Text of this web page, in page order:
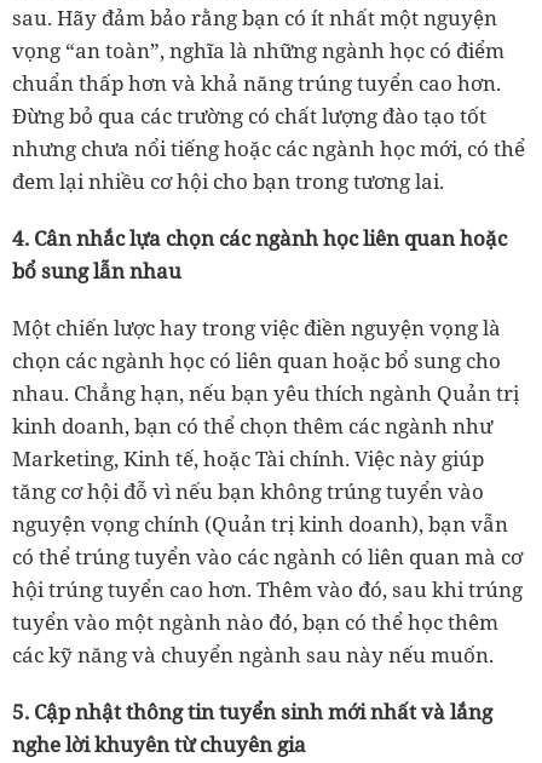
sau. Hãy đảm bảo rằng bạn có ít nhất một nguyện
vọng “an toàn”, nghĩa là những ngành học có điểm
chuẩn thấp hơn và khả năng trúng tuyển cao hơn.
Đừng bỏ qua các trường có chất lượng đào tạo tốt
nhưng chưa nổi tiếng hoặc các ngành học mới, có thể
đem lại nhiều cơ hội cho bạn trong tương lai.
4. Cân nhắc lựa chọn các ngành học liên quan hoặc
bổ sung lẫn nhau
Một chiến lược hay trong việc điền nguyện vọng là
chọn các ngành học có liên quan hoặc bổ sung cho
nhau. Chẳng hạn, nếu bạn yêu thích ngành Quản trị
kinh doanh, bạn có thể chọn thêm các ngành như
Marketing, Kinh tế, hoặc Tài chính. Việc này giúp
tăng cơ hội đỗ vì nếu bạn không trúng tuyển vào
nguyện vọng chính (Quản trị kinh doanh), bạn vẫn
có thể trúng tuyển vào các ngành có liên quan mà cơ
hội trúng tuyển cao hơn. Thêm vào đó, sau khi trúng
tuyển vào một ngành nào đó, bạn có thể học thêm
các kỹ năng và chuyển ngành sau này nếu muốn.
5. Cập nhật thông tin tuyển sinh mới nhất và lắng
nghe lời khuyên từ chuyên gia